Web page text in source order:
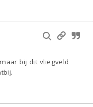
bij dit vliegveld